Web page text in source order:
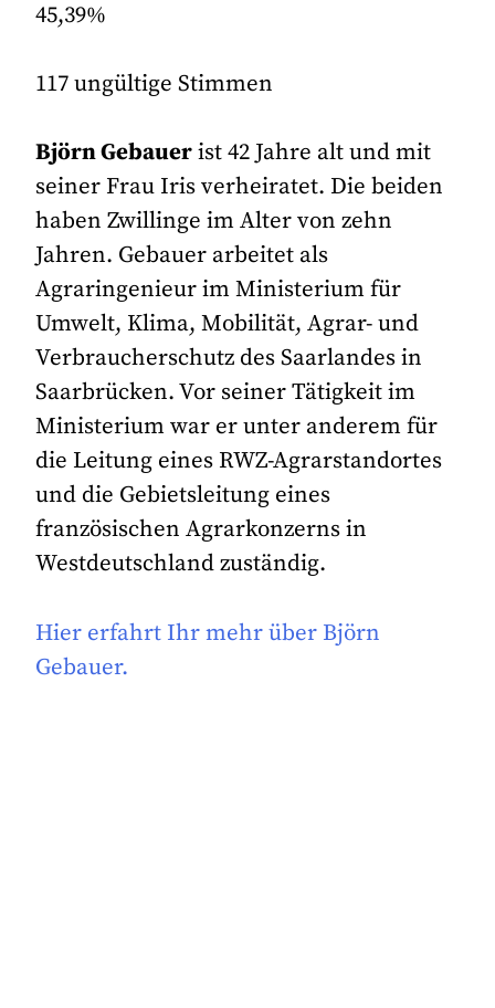
45,39%
117 ungültige Stimmen
Björn Gebauerist 42 Jahre alt und mit
seiner Frau Iris verheiratet. Die beiden
haben Zwillinge im Alter von zehn
Jahren. Gebauer arbeitet als
Agraringenieur im Ministerium für
Umwelt, Klima, Mobilität, Agrar- und
Verbraucherschutz des Saarlandes in
Saarbrücken. Vor seiner Tätigkeit im
Ministerium war er unter anderem für
die Leitung eines RWZ-Agrarstandortes
und die Gebietsleitung eines
französischen Agrarkonzerns in
Westdeutschland zuständig.
Hier erfahrt Ihr mehr über Björn
Gebauer.